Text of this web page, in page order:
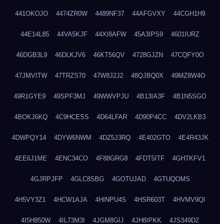
441OKOJO 4474ZR0W 4489NF37 44AFGVXY 44CGH1H9
44E14L85 44VA5KJF 44XI8AFW 45A3IPS9 4601IURZ
46DGB3L9 46DLKJV6 46KT56QV 4728GJZN 47CQFY0O
47JMVITW 47TRZS70 47W8J2J2 48QJBQ0X 49MZ8W4O
49R1GYE9 49SPF3MJ 49WWVPJU 4B13IA3F 4B1N5SGO
4BOKJ6KQ 4C9HCESS 4D64LFAR 4D90P4CC 4DV2LKB3
4DWPQY14 4DYW6NWM 4DZ5J3RQ 4E402GTO 4E4R43JK
4EE6J1ME 4ENC34CO 4F88GRG8 4FDT5ITF 4GHTKFV1
4GJRPJFP 4GLC8SBG 4GOTUJAD 4GTUQOMS
4H5VY3Z1 4HCW1AJA 4HINPU4S 4HSR603T 4HVMV9QI
4I5H850W 4IL73M3I 4JGM8GIJ 4JH8IPKK 4JS349D2